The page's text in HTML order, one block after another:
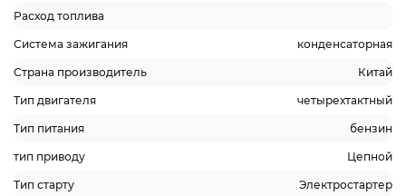
Расход топлива
Система зажигания конденсаторная
Страна производитель Китай
Тип двигателя четырехтактный
Тип питания бензин
тип приводу Цепной
Тип старту Электростартер